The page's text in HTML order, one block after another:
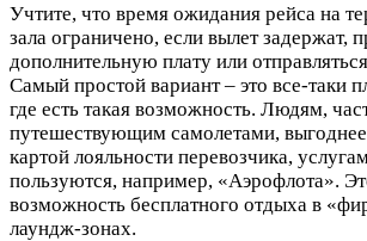
Учтите, что время ожидания рейса на
зала ограничено, если вылет задержат,
дополнительную плату или
Самый простой вариант – это все-таки
где есть такая возможность. Людям,
путешествующим самолетами, выгоднее
картой лояльности перевозчика,
пользуются, например, «Аэрофлота».
возможность бесплатного отдыха в
лаундж-зонах.